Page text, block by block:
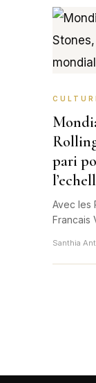
pari
Avec les
Francais
Santhia